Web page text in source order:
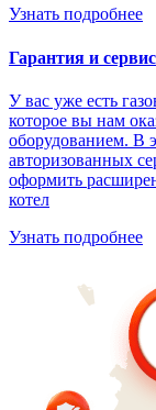
Узнать подробнее
Гарантия и сервис
У вас уже есть
которое вы нам
оборудованием. В
авторизованных
оформить
котел
Узнать подробнее